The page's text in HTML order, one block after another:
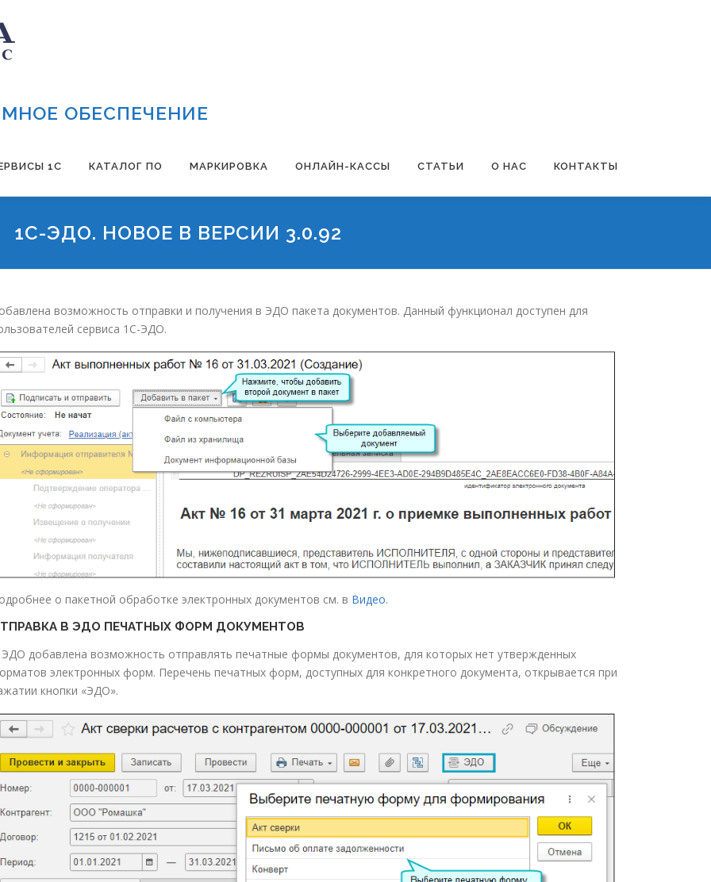
ОБЕСПЕЧЕНИЕ
1С КАТАЛОГ ПО МАРКИРОВКА ОНЛАЙН-КАССЫ СТАТЬИ О НАС КОНТАКТЫ
1С-ЭДО. НОВОЕ В ВЕРСИИ 3.0.92
возможность отправки и получения в ЭДО пакета документов. Данный функционал доступен для
сервиса 1С-ЭДО.
о пакетной обработке электронных документов см. в Видео.
В ЭДО ПЕЧАТНЫХ ФОРМ ДОКУМЕНТОВ
добавлена возможность отправлять печатные формы документов, для которых нет утвержденных
электронных форм. Перечень печатных форм, доступных для конкретного документа, открывается при
кнопки «ЭДО».